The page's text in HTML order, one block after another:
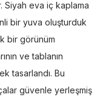
Siyah eva iç kaplama
bir yuva oluşturduk
bir görünüm
ve tablanın
tasarlandı. Bu
güvenle yerleşmiş